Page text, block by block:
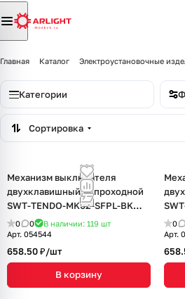
Главная Каталог Электроустановочные
Категории
Сортировка
Механизм выключателя
двухклавишный непроходной
SWT-TENDO-MK02-SFPL-BK
(230V, 10A) (Arlight, Матовый
черный)
0 0 В наличии: 119 шт
Арт. 054544
658.50 ₽/шт
В корзину
0
Арт.